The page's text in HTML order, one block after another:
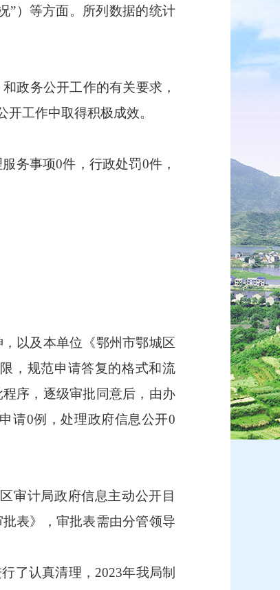
”）等方面。所列数据的统计
政务公开工作的有关要求，
工作中取得积极成效。
务事项0件，行政处罚0件，
以及本单位《鄂州市鄂城区
，规范申请答复的格式和流
序，逐级审批同意后，由办
请0例，处理政府信息公开0
计局政府信息主动公开目
表》，审批表需由分管领导
了认真清理，2023年我局制